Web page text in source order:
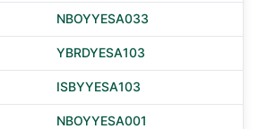
NBOYYESA033
YBRDYESA103
ISBYYESA103
NBOYYESA001